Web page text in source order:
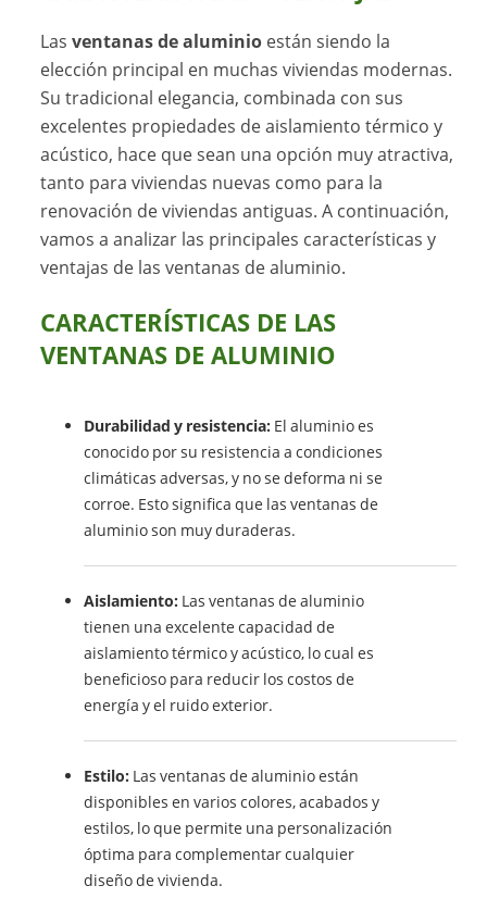
Lasventanas de aluminio están siendo la
elección principal en muchas viviendas modernas.
Su tradicional elegancia, combinada con sus
excelentes propiedades de aislamiento térmico y
acústico, hace que sean una opción muy atractiva,
tanto para viviendas nuevas como para la
renovación de viviendas antiguas. A continuación,
vamos a analizar las principales características y
ventajas de las ventanas de aluminio.
CARACTERÍSTICAS DE LAS
VENTANAS DE ALUMINIO
Durabilidad y resistencia: El aluminio es
conocido por su resistencia a condiciones
climáticas adversas, y no se deforma ni se
corroe. Esto significa que las ventanas de
aluminio son muy duraderas.
Aislamiento: Las ventanas de aluminio
tienen una excelente capacidad de
aislamiento térmico y acústico, lo cual es
beneficioso para reducir los costos de
energía y el ruido exterior.
Estilo: Las ventanas de aluminio están
disponibles en varios colores, acabados y
estilos, lo que permite una personalización
óptima para complementar cualquier
diseño de vivienda.